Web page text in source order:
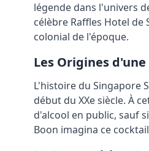
légende dans l'univers
célèbre Raffles Hotel
colonial de l'époque.
Les Origines
L'histoire du Singapore
début du XXe siècle. À
d'alcool en public, sauf
Boon imagina ce